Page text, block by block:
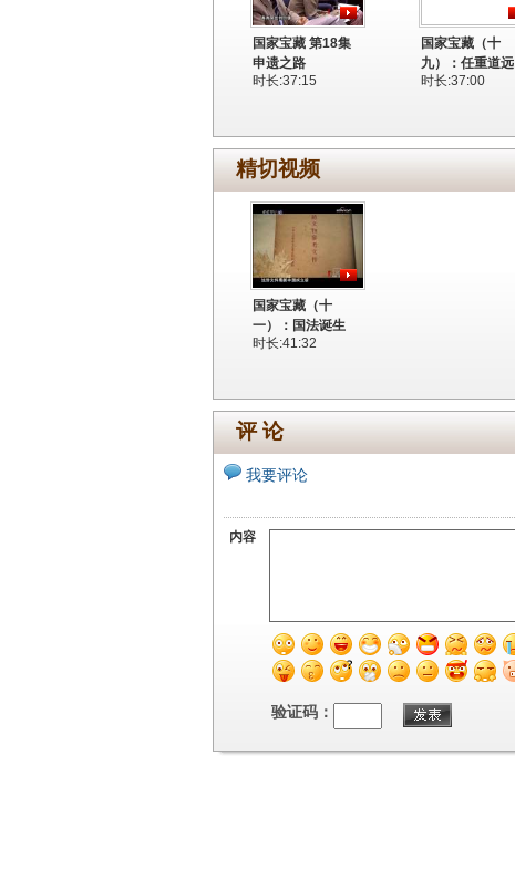
国家宝藏 第18集
申遗之路
时长:37:15
国家宝藏（十
九）：任重道远
时长:37:00
精切视频
国家宝藏（十
一）：国法诞生
时长:41:32
评 论
我要评论
内容
验证码：